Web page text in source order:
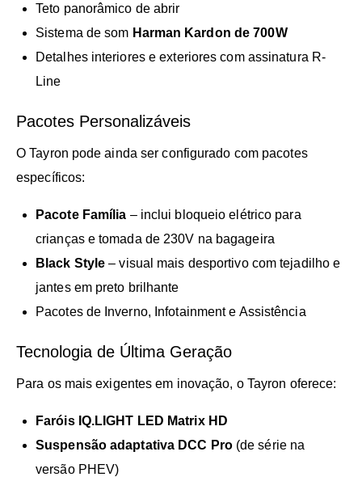
Teto panorâmico de abrir
Sistema de som Harman Kardon de 700W
Detalhes interiores e exteriores com assinatura R-
Line
Pacotes Personalizáveis
O Tayron pode ainda ser configurado com pacotes
específicos:
Pacote Família – inclui bloqueio elétrico para
crianças e tomada de 230V na bagageira
Black Style – visual mais desportivo com tejadilho e
jantes em preto brilhante
Pacotes de Inverno, Infotainment e Assistência
Tecnologia de Última Geração
Para os mais exigentes em inovação, o Tayron oferece:
Faróis IQ.LIGHT LED Matrix HD
Suspensão adaptativa DCC Pro(de série na
versão PHEV)